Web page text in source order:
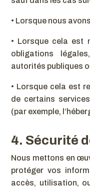
• Lorsque nous
• Lorsque cela est
obligations
autorités publiques
• Lorsque cela est
de certains
(par exemple,
4. Sécurité
Nous mettons en
protéger vos
accès, utilisation,